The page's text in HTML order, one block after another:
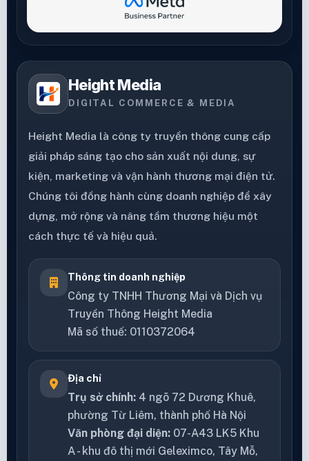
Height Media
DIGITAL COMMERCE & MEDIA
Height Media là công ty truyền thông cung cấp
giải pháp sáng tạo cho sản xuất nội dung, sự
kiện, marketing và vận hành thương mại điện tử.
Chúng tôi đồng hành cùng doanh nghiệp để xây
dựng, mở rộng và nâng tầm thương hiệu một
cách thực tế và hiệu quả.
Thông tin doanh nghiệp
Công ty TNHH Thương Mại và Dịch vụ
Truyền Thông Height Media
Mã số thuế: 0110372064
Địa chỉ
Trụ sở chính: 4 ngõ 72 Dương Khuê,
phường Từ Liêm, thành phố Hà Nội
Văn phòng đại diện: 07-A43 LK5 Khu
A - khu đô thị mới Geleximco, Tây Mỗ,